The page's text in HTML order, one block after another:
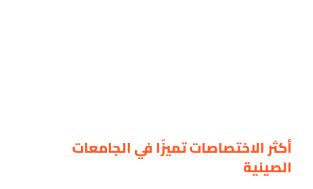
أكثر الاختصاصات تميزًا في الجامعات
الصينية